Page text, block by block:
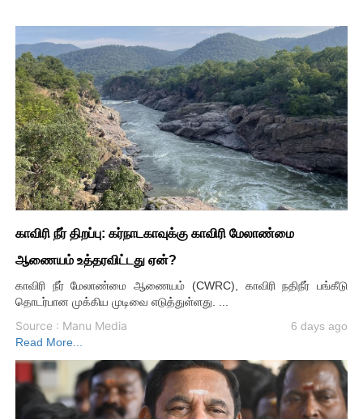
காவிரி நீர் திறப்பு: கர்நாடகாவுக்கு காவிரி மேலாண்மை
ஆணையம் உத்தரவிட்டது ஏன்?
காவிரி நீர் மேலாண்மை ஆணையம் (CWRC), காவிரி நதிநீர் பங்கீடு
தொடர்பான முக்கிய முடிவை எடுத்துள்ளது. ...
Source : Manu Media
6 days ago
Read More...